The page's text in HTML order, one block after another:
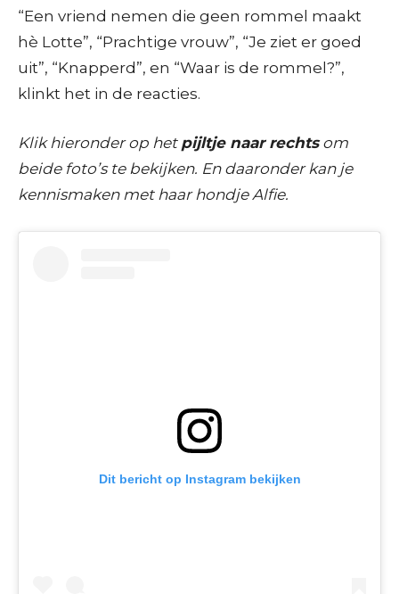
“Een vriend nemen die geen rommel maakt
hè Lotte”, “Prachtige vrouw”, “Je ziet er goed
uit”, “Knapperd”, en “Waar is de rommel?”,
klinkt het in de reacties.
Klik hieronder op het pijltje naar rechtsom
beide foto’s te bekijken. En daaronder kan je
kennismaken met haar hondje Alfie.
Dit bericht op Instagram bekijken